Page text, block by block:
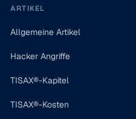
ARTIKEL
Allgemeine Artikel
Hacker Angriffe
TISAX®-Kapitel
TISAX®-Kosten